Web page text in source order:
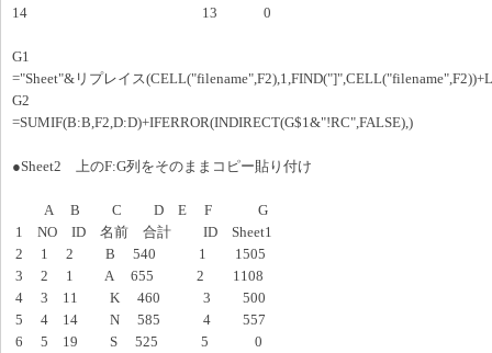
14 13 0
G1
="Sheet"&リプレイス
G2
=SUMIF(B:B,F2,D:D)+IFERROR(INDIRECT(G$1&"!RC",FALSE),)
●Sheet2 上のF:G列をそのままコピー貼り付け
A B C D E F G
1 NO ID 名前 合計 ID Sheet1
2 1 2 B 540 1 1505
3 2 1 A 655 2 1108
4 3 11 K 460 3 500
5 4 14 N 585 4 557
6 5 19 S 525 5 0